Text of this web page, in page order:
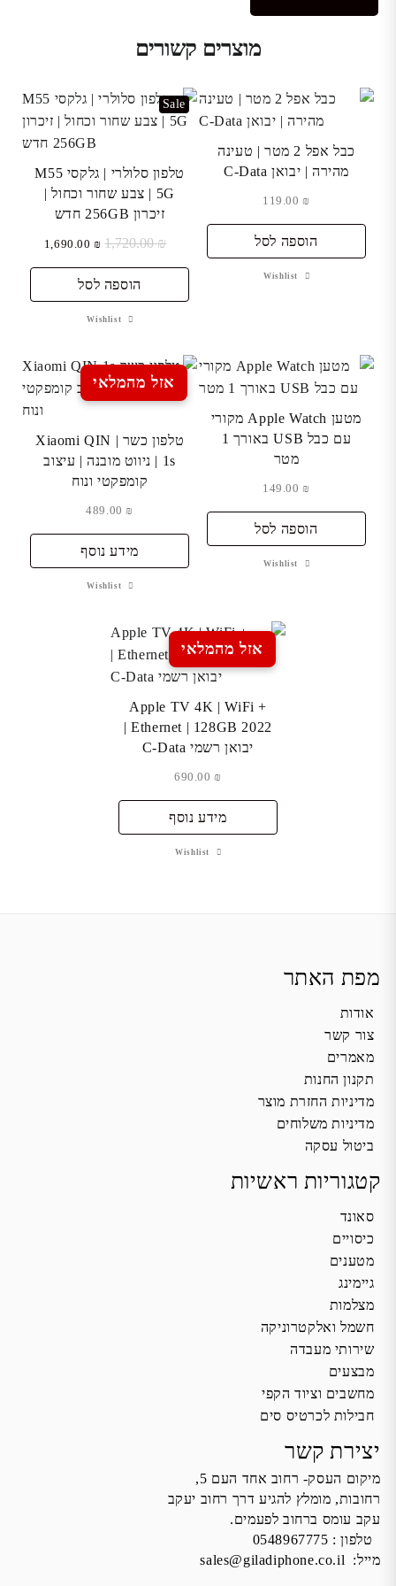
מוצרים קשורים
כבל אפל 2 מטר | טעינה
מהירה | יבואן C-Data
₪
הוספה לסל
Wishlist
Sale
טלפון סלולרי | גלקסי M55
5G | צבע שחור וכחול |
זיכרון 256GB חדש
₪
1,720.00
המחיר
היה:
₪ 1,720.00.
₪
1,690.00
₪ 1,690.00.
הוספה לסל
Wishlist
מטען Apple Watch מקורי
עם כבל USB באורך 1
מטר
₪
הוספה לסל
Wishlist
אזל מהמלאי
טלפון כשר | Xiaomi QIN
1s | ניווט מובנה | עיצוב
קומפקטי ונוח
₪
מידע נוסף
Wishlist
אזל מהמלאי
Apple TV 4K | WiFi +
Ethernet | 128GB 2022 |
יבואן רשמי C-Data
₪
מידע נוסף
Wishlist
מפת האתר
אודות
צור קשר
מאמרים
תקנון החנות
מדיניות החזרת מוצר
מדיניות משלוחים
ביטול עסקה
קטגוריות ראשיות
סאונד
כיסויים
מטענים
גיימינג
מצלמות
חשמל ואלקטרוניקה
שירותי מעבדה
מבצעים
מחשבים וציוד הקפי
חבילות לכרטיס סים
יצירת קשר
מיקום העסק- רחוב אחד העם 5,
רחובות, מומלץ להגיע דרך רחוב יעקב
עקב עומס ברחוב לפעמים.
טלפון : 0548967775
מייל: sales@giladiphone.co.il